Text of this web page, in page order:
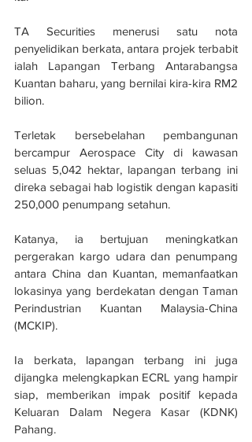
TA Securities menerusi satu nota
penyelidikan berkata, antara projek terbabit
ialah Lapangan Terbang Antarabangsa
Kuantan baharu, yang bernilai kira-kira RM2
bilion.
Terletak bersebelahan pembangunan
bercampur Aerospace City di kawasan
seluas 5,042 hektar, lapangan terbang ini
direka sebagai hab logistik dengan kapasiti
250,000 penumpang setahun.
Katanya, ia bertujuan meningkatkan
pergerakan kargo udara dan penumpang
antara China dan Kuantan, memanfaatkan
lokasinya yang berdekatan dengan Taman
Perindustrian Kuantan Malaysia-China
(MCKIP).
Ia berkata, lapangan terbang ini juga
dijangka melengkapkan ECRL yang hampir
siap, memberikan impak positif kepada
Keluaran Dalam Negera Kasar (KDNK)
Pahang.